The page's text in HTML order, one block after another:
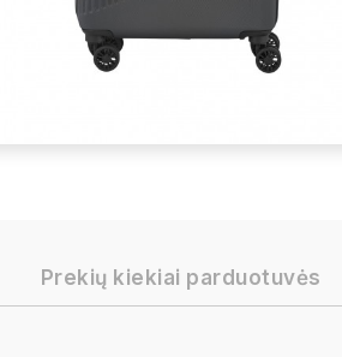
Prekių kiekiai parduotuvės